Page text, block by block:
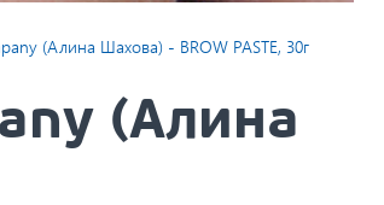
(Алина Шахова) - BROW PASTE, 30г
(Алина